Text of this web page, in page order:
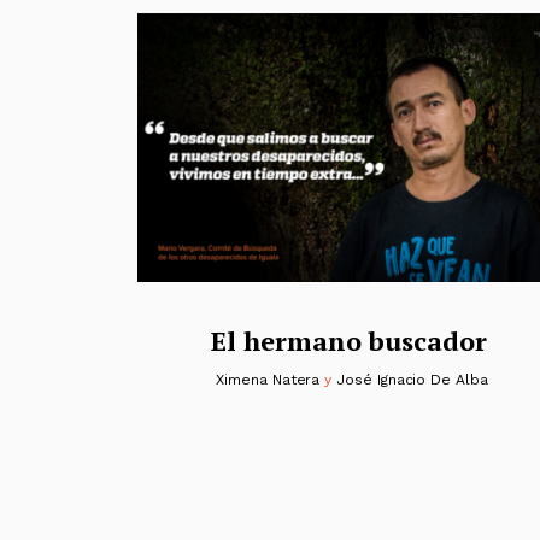
El hermano buscador
Ximena Natera y José Ignacio De Alba